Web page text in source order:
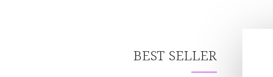
BEST SELLER